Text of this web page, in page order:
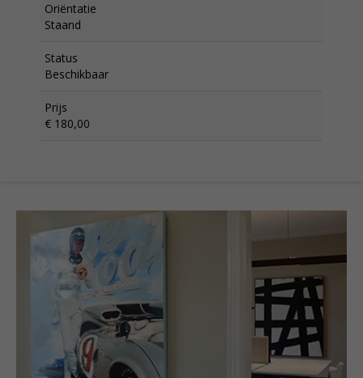
Oriëntatie
Staand
Status
Beschikbaar
Prijs
€ 180,00